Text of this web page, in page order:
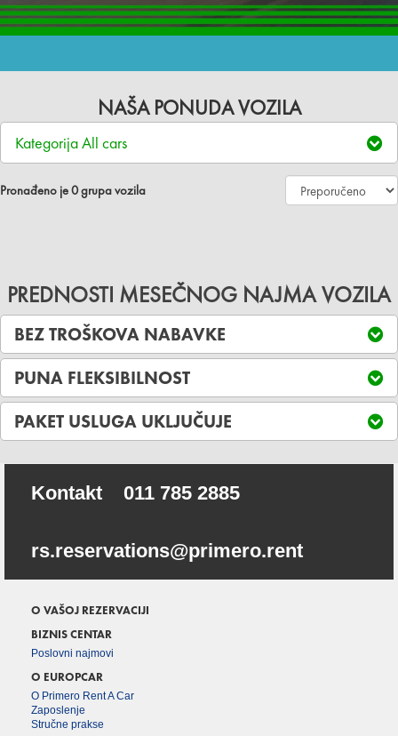
NAŠA PONUDA VOZILA
KategorijaAll cars
Pronađeno je0grupa vozila
PREDNOSTI MESEČNOG NAJMA VOZILA
BEZ TROŠKOVA NABAVKE
PUNA FLEKSIBILNOST
PAKET USLUGA UKLJUČUJE
Kontakt 011 785 2885
rs.reservations@primero.rent
O VAŠOJ REZERVACIJI
BIZNIS CENTAR
Poslovni najmovi
O EUROPCAR
O Primero Rent A Car
Zaposlenje
Stručne prakse